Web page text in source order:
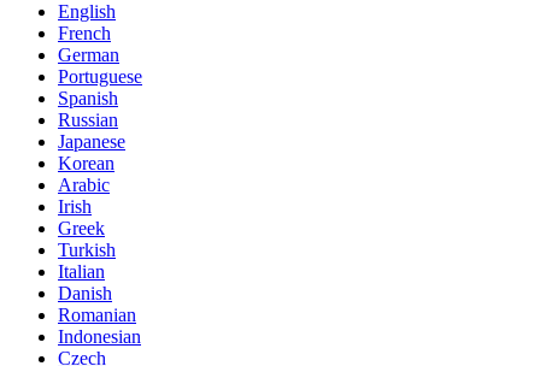
English
French
German
Portuguese
Spanish
Russian
Japanese
Korean
Arabic
Irish
Greek
Turkish
Italian
Danish
Romanian
Indonesian
Czech